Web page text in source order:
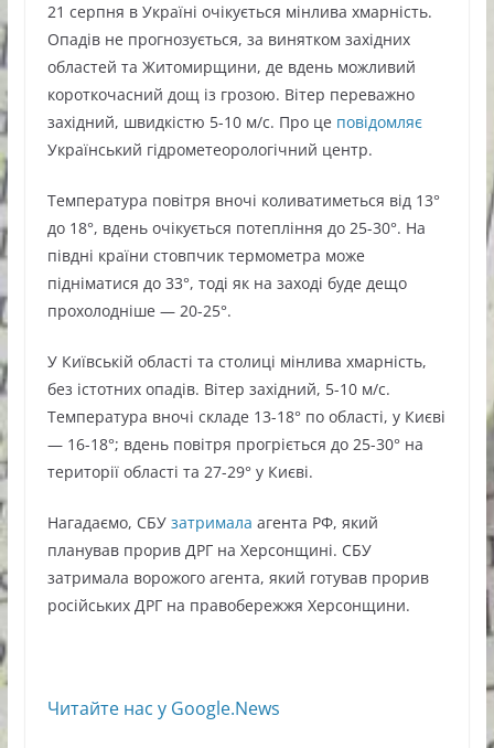
21 серпня в Україні очікується мінлива хмарність.
Опадів не прогнозується, за винятком західних
областей та Житомирщини, де вдень можливий
короткочасний дощ із грозою. Вітер переважно
західний, швидкістю 5-10 м/с. Про це повідомляє
Український гідрометеорологічний центр.
Температура повітря вночі коливатиметься від 13°
до 18°, вдень очікується потепління до 25-30°. На
півдні країни стовпчик термометра може
підніматися до 33°, тоді як на заході буде дещо
прохолодніше — 20-25°.
У Київській області та столиці мінлива хмарність,
без істотних опадів. Вітер західний, 5-10 м/с.
Температура вночі складе 13-18° по області, у Києві
— 16-18°; вдень повітря прогріється до 25-30° на
території області та 27-29° у Києві.
Нагадаємо, СБУ затримала агента РФ, який
планував прорив ДРГ на Херсонщині. СБУ
затримала ворожого агента, який готував прорив
російських ДРГ на правобережжя Херсонщини.
Читайте нас у Google.News